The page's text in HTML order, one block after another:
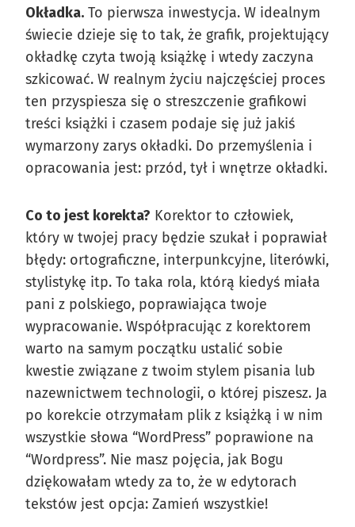
Okładka. To pierwsza inwestycja. W idealnym
świecie dzieje się to tak, że grafik, projektujący
okładkę czyta twoją książkę i wtedy zaczyna
szkicować. W realnym życiu najczęściej proces
ten przyspiesza się o streszczenie grafikowi
treści książki i czasem podaje się już jakiś
wymarzony zarys okładki. Do przemyślenia i
opracowania jest: przód, tył i wnętrze okładki.
Co to jest korekta? Korektor to człowiek,
który w twojej pracy będzie szukał i poprawiał
błędy: ortograficzne, interpunkcyjne, literówki,
stylistykę itp. To taka rola, którą kiedyś miała
pani z polskiego, poprawiająca twoje
wypracowanie. Współpracując z korektorem
warto na samym początku ustalić sobie
kwestie związane z twoim stylem pisania lub
nazewnictwem technologii, o której piszesz. Ja
po korekcie otrzymałam plik z książką i w nim
wszystkie słowa “WordPress” poprawione na
“Wordpress”. Nie masz pojęcia, jak Bogu
dziękowałam wtedy za to, że w edytorach
tekstów jest opcja: Zamień wszystkie!